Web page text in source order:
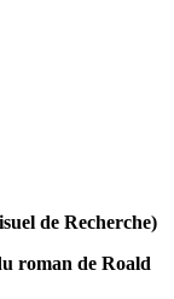
de Recherche)
roman de Roald